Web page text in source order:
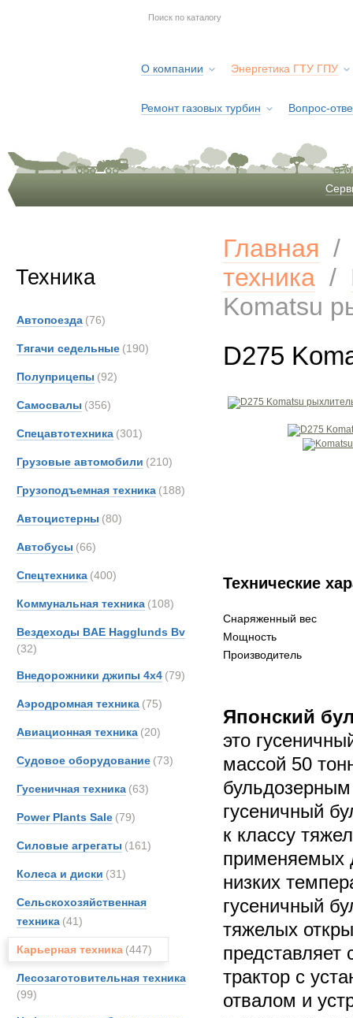
О компании Энергетика ГТУ ГПУ
Ремонт газовых турбин Вопрос-
Техника
Автопоезда (76)
Тягачи седельные (190)
Полуприцепы (92)
Самосвалы (356)
Спецавтотехника (301)
Грузовые автомобили (210)
Грузоподъемная техника (188)
Автоцистерны (80)
Автобусы (66)
Спецтехника (400)
Коммунальная техника (108)
Вездеходы BAE Hagglunds Bv
(32)
Внедорожники джипы 4х4 (79)
Аэродромная техника (75)
Авиационная техника (20)
Судовое оборудование (73)
Гусеничная техника (63)
Power Plants Sale (79)
Силовые агрегаты (161)
Колеса и диски (31)
Сельскохозяйственная
техника (41)
Карьерная техника (447)
Лесозаготовительная техника
(99)
Главная
техника /
Komatsu
D275
Технические
Снаряженный вес
Мощность
Производитель
Японский
это
массой 50
гусеничный
к классу
применяемых
низких
гусеничный
тяжелых
представляет
трактор с
отвалом и